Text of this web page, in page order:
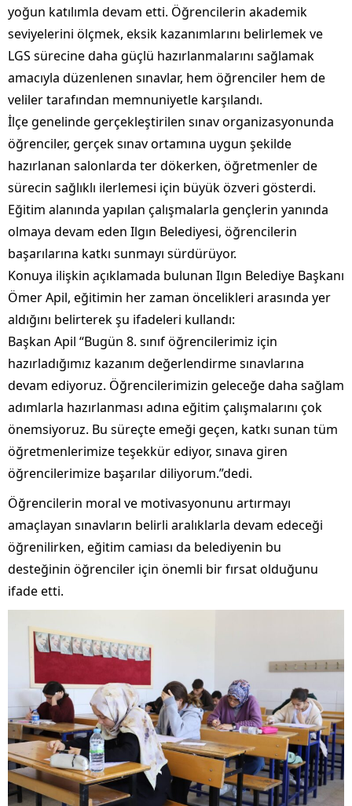
yoğun katılımla devam etti. Öğrencilerin akademik
seviyelerini ölçmek, eksik kazanımlarını belirlemek ve
LGS sürecine daha güçlü hazırlanmalarını sağlamak
amacıyla düzenlenen sınavlar, hem öğrenciler hem de
veliler tarafından memnuniyetle karşılandı.
İlçe genelinde gerçekleştirilen sınav organizasyonunda
öğrenciler, gerçek sınav ortamına uygun şekilde
hazırlanan salonlarda ter dökerken, öğretmenler de
sürecin sağlıklı ilerlemesi için büyük özveri gösterdi.
Eğitim alanında yapılan çalışmalarla gençlerin yanında
olmaya devam eden Ilgın Belediyesi, öğrencilerin
başarılarına katkı sunmayı sürdürüyor.
Konuya ilişkin açıklamada bulunan Ilgın Belediye Başkanı
Ömer Apil, eğitimin her zaman öncelikleri arasında yer
aldığını belirterek şu ifadeleri kullandı:
Başkan Apil “Bugün 8. sınıf öğrencilerimiz için
hazırladığımız kazanım değerlendirme sınavlarına
devam ediyoruz. Öğrencilerimizin geleceğe daha sağlam
adımlarla hazırlanması adına eğitim çalışmalarını çok
önemsiyoruz. Bu süreçte emeği geçen, katkı sunan tüm
öğretmenlerimize teşekkür ediyor, sınava giren
öğrencilerimize başarılar diliyorum.”dedi.
Öğrencilerin moral ve motivasyonunu artırmayı
amaçlayan sınavların belirli aralıklarla devam edeceği
öğrenilirken, eğitim camiası da belediyenin bu
desteğinin öğrenciler için önemli bir fırsat olduğunu
ifade etti.